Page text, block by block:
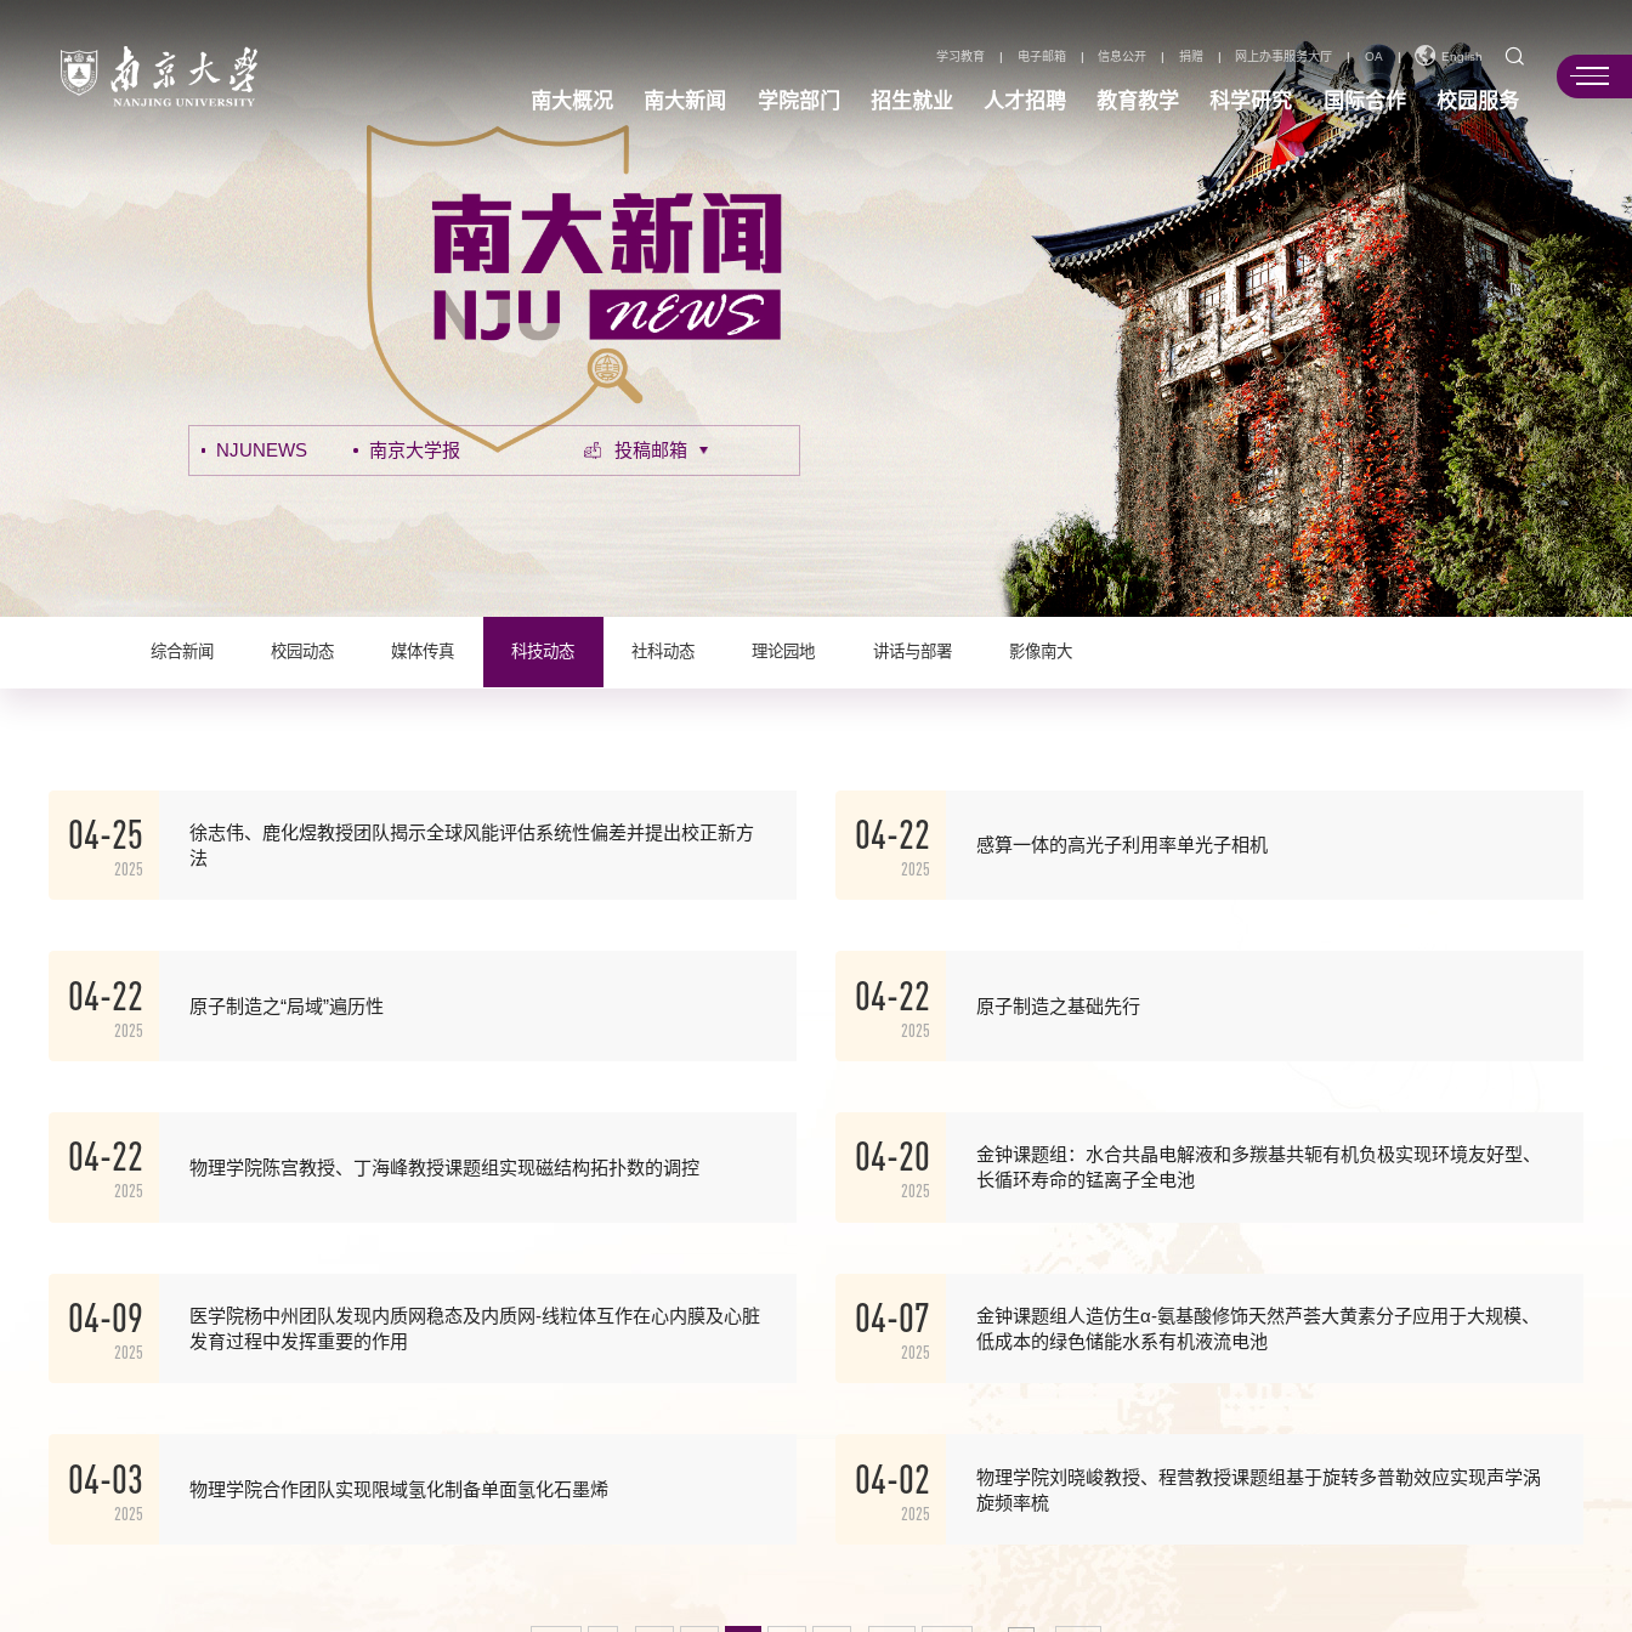
学习教育 | 电子邮箱 | 信息公开 | 捐赠 | 网上办事服务大厅 | OA | English
南大概况 南大新闻 学院部门 招生就业 人才招聘 教育教学 科学研究 国际合作 校园服务
NJUNEWS 南京大学报 投稿邮箱
综合新闻 校园动态 媒体传真 科技动态 社科动态 理论园地 讲话与部署 影像南大
04-25
2025
徐志伟、鹿化煜教授团队揭示全球风能评估系统性偏差并提出校正新方
法
04-22
2025
感算一体的高光子利用率单光子相机
04-22
2025
原子制造之“局域”遍历性 04-22
2025
原子制造之基础先行
04-22
2025
物理学院陈宫教授、丁海峰教授课题组实现磁结构拓扑数的调控 04-20
2025
金钟课题组：水合共晶电解液和多羰基共轭有机负极实现环境友好型、
长循环寿命的锰离子全电池
04-09
2025
医学院杨中州团队发现内质网稳态及内质网-线粒体互作在心内膜及心脏
发育过程中发挥重要的作用
04-07
2025
金钟课题组人造仿生α-氨基酸修饰天然芦荟大黄素分子应用于大规模、
低成本的绿色储能水系有机液流电池
04-03
2025
物理学院合作团队实现限域氢化制备单面氢化石墨烯 04-02
2025
物理学院刘晓峻教授、程营教授课题组基于旋转多普勒效应实现声学涡
旋频率梳